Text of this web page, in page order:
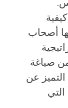
أصحاب
صياغة
عن